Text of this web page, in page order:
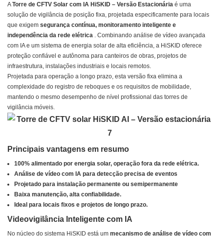
ATorre de CFTV Solar com IA HiSKID – Versão Estacionária é uma
solução de vigilância de posição fixa, projetada especificamente para locais
que exigem segurança contínua, monitoramento inteligente e
independência da rede elétrica . Combinando análise de vídeo avançada
com IA e um sistema de energia solar de alta eficiência, a HiSKID oferece
proteção confiável e autônoma para canteiros de obras, projetos de
infraestrutura, instalações industriais e locais remotos.
Projetada para operação a longo prazo, esta versão fixa elimina a
complexidade do registro de reboques e os requisitos de mobilidade,
mantendo o mesmo desempenho de nível profissional das torres de
vigilância móveis.
Principais vantagens em resumo
100% alimentado por energia solar, operação fora da rede elétrica.
Análise de vídeo com IA para detecção precisa de eventos
Projetado para instalação permanente ou semipermanente
Baixa manutenção, alta confiabilidade.
Ideal para locais fixos e projetos de longo prazo.
Videovigilância Inteligente com IA
No núcleo do sistema HiSKID está um mecanismo de análise de vídeo com